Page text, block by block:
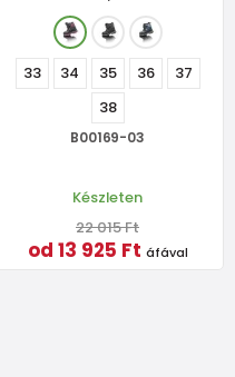
33 34 35 36
37
38
B00169-03
Készleten
22 015 Ft
od 13 925 Ft áfával